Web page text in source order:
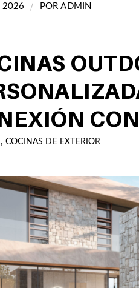
2026 / PORADMIN
, COCINAS DE EXTERIOR